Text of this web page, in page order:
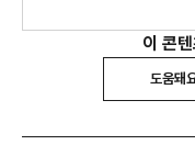
이 콘
도움돼